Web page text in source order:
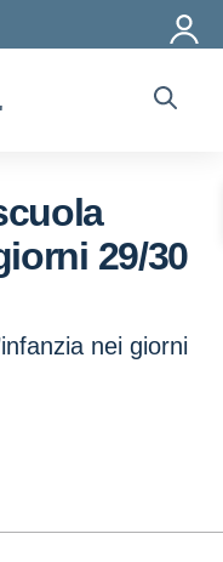
29/30
nei giorni